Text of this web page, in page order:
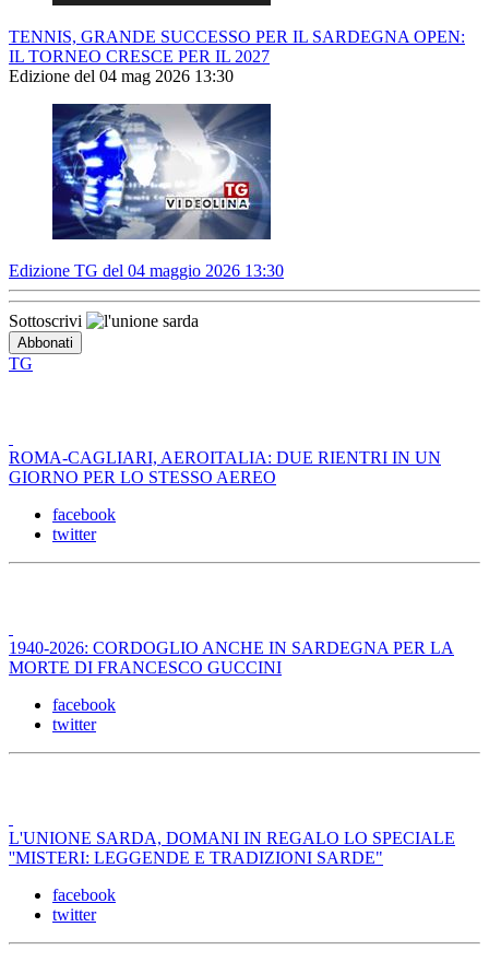
TENNIS, GRANDE SUCCESSO PER IL SARDEGNA OPEN:
IL TORNEO CRESCE PER IL 2027
Edizione del 04 mag 2026 13:30
Edizione TG del 04 maggio 2026 13:30
Sottoscrivi
TG
ROMA-CAGLIARI, AEROITALIA: DUE RIENTRI IN UN
GIORNO PER LO STESSO AEREO
facebook
twitter
1940-2026: CORDOGLIO ANCHE IN SARDEGNA PER LA
MORTE DI FRANCESCO GUCCINI
facebook
twitter
L'UNIONE SARDA, DOMANI IN REGALO LO SPECIALE
''MISTERI: LEGGENDE E TRADIZIONI SARDE"
facebook
twitter